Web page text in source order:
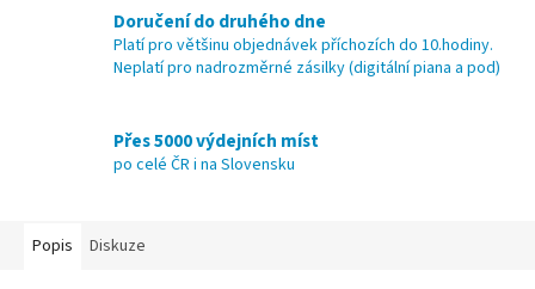
Doručení do druhého dne
Platí pro většinu objednávek příchozích do 10.hodiny.
Neplatí pro nadrozměrné zásilky (digitální piana a pod)
Přes 5000 výdejních míst
po celé ČR i na Slovensku
Popis Diskuze